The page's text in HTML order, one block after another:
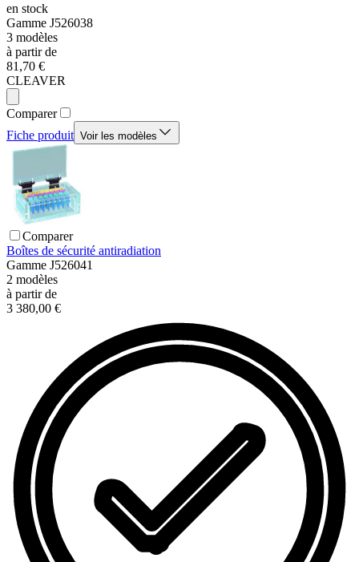
en stock
Gamme J526038
3 modèles
à partir de
81,70 €
CLEAVER
Comparer
Fiche produit Voir les modèles
Comparer
Boîtes de sécurité antiradiation
Gamme J526041
2 modèles
à partir de
3 380,00 €